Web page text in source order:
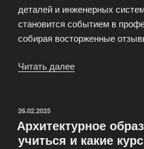
деталей и инженерных
становится событием в
собирая восторженные
Читать далее
ОПУБЛИКОВАНО
26.02.2025
Архитектурное
учиться и какие